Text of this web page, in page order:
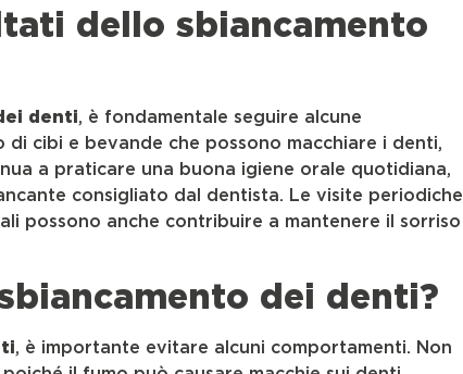
dello sbiancamento
denti, è fondamentale seguire alcune
cibi e bevande che possono macchiare i denti,
a praticare una buona igiene orale quotidiana,
consigliato dal dentista. Le visite periodiche
possono anche contribuire a mantenere il sorriso
dei denti?
, è importante evitare alcuni comportamenti. Non